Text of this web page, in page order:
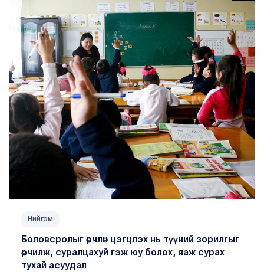
Нийгэм
Боловсролыг өөрчлөн цэгцлэх нь түүний зорилгыг
өөрчилж, суралцахуй гэж юу болох, яаж сурах
тухай асуудал